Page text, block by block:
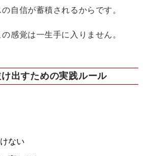
の自信が蓄積されるからです。
感覚は一生手に入りません。
出すための実践ルール
ない